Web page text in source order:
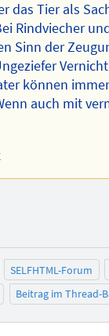
das Tier als
Rindviecher
Sinn der
können
auch mit
SELFHTML-Forum
Beitrag im Thread-